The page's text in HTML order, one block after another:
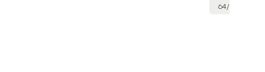
64/182